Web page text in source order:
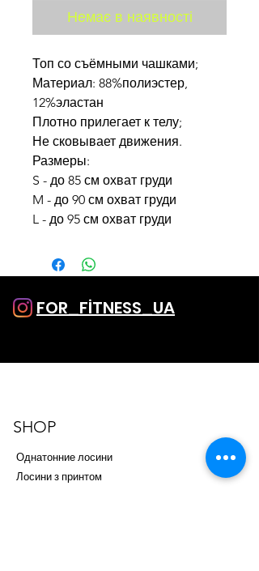
Немає в наявності
Топ со съёмными чашками;
Материал: 88%полиэстер,
12%эластан
Плотно прилегает к телу;
Не сковывает движения.
Размеры:
S - до 85 см охват груди
M - до 90 см охват груди
L - до 95 см охват груди
FOR_FİTNESS_UA
SHOP
Однатонние лосини
Лосини з принтом